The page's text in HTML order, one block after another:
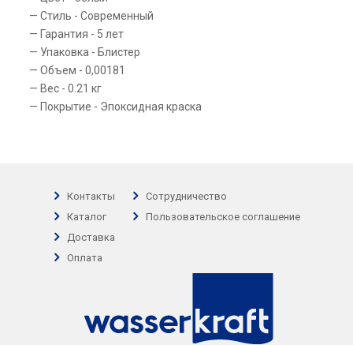
Стиль - Современный
Гарантия - 5 лет
Упаковка - Блистер
Объем - 0,00181
Вес - 0.21 кг
Покрытие - Эпоксидная краска
Контакты
Каталог
Доставка
Оплата
Сотрудничество
Пользовательское соглашение